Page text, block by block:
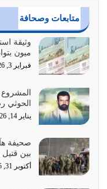
وعد الله تعالى من
والاستبشار والنجاة
يوليو 29, 2026
القرآن الكريم هو
معرفة شخصيته معرفة
يوليو 28, 2026
هل نحن من الصالحين؟
وأعرض نفسك، وأعرض
يوليو 27, 2026
عندما يكون عدوك هو
فيه كثيرة وسينصرك
متابعات وصحافة
وثيقة
ميون
فبراير 3, 2026
الحوثي
يناير 14, 2026
بين
أكتوبر 31, 2025